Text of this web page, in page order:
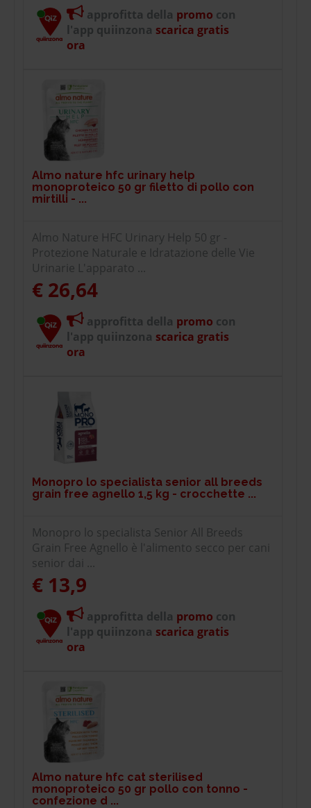
approfitta della promo con
l'app quiinzona scarica gratis
ora
Almo nature hfc urinary help
monoproteico 50 gr filetto di pollo con
mirtilli - ...
Almo Nature HFC Urinary Help 50 gr -
Protezione Naturale e Idratazione delle Vie
Urinarie L'apparato ...
€ 26,64
approfitta della promo con
l'app quiinzona scarica gratis
ora
Monopro lo specialista senior all breeds
grain free agnello 1,5 kg - crocchette ...
Monopro lo specialista Senior All Breeds
Grain Free Agnello è l'alimento secco per cani
senior dai ...
€ 13,9
approfitta della promo con
l'app quiinzona scarica gratis
ora
Almo nature hfc cat sterilised
monoproteico 50 gr pollo con tonno -
confezione d ...